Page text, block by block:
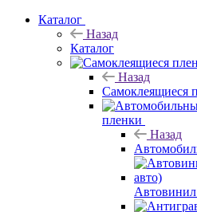
Каталог
Назад
Каталог
Назад
Самоклеящиеся
пленки
Назад